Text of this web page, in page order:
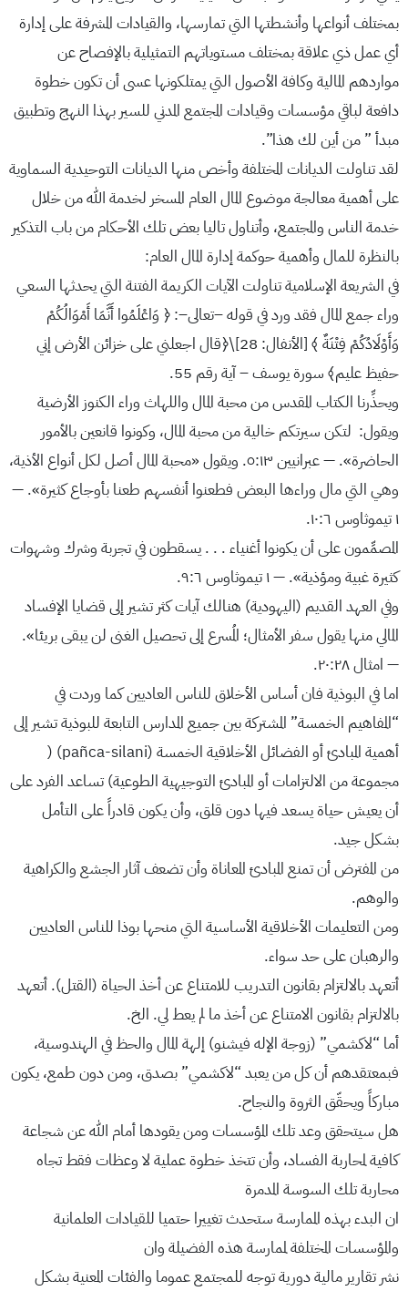
بمختلف أنواعها وأنشطتها التي تمارسها، والقيادات المشرفة على إدارة
أي عمل ذي علاقة بمختلف مستوياتهم التمثيلية بالإفصاح عن
مواردهم المالية وكافة الأصول التي يمتلكونها عسى أن تكون خطوة
دافعة لباقي مؤسسات وقيادات المجتمع المدني للسير بهذا النهج وتطبيق
مبدأ ” من أين لك هذا”.
لقد تناولت الديانات المختلفة وأخص منها الديانات التوحيدية السماوية
على أهمية معالجة موضوع المال العام المسخر لخدمة الله من خلال
خدمة الناس والمجتمع، وأتناول تاليا بعض تلك الأحكام من باب التذكير
بالنظرة للمال وأهمية حوكمة إدارة المال العام:
في الشريعة الإسلامية تناولت الآيات الكريمة الفتنة التي يحدثها السعي
وراء جمع المال فقد ورد في قوله –تعالى–: ﴿ وَاعْلَمُوا أَنَّمَا أَمْوَالُكُمْ
وَأَوْلَادُكُمْ فِتْنَةٌ ﴾ [الأنفال: 28]\﴿قال اجعلني على خزائن الأرض إني
حفيظ عليم﴾ سورة يوسف – آية رقم 55.
ويحذِّرنا الكتاب المقدس من محبة المال واللهاث وراء الكنوز الأرضية
ويقول: ‏ لتكن سيرتكم خالية من محبة المال،‏ وكونوا قانعين بالأمور
الحاضرة».‏ —‏ عبرانيين ١٣:‏٥‏.‏ ويقول «محبة المال أصل لكل أنواع الأذية،‏
وهي التي مال وراءها البعض فطعنوا أنفسهم طعنا بأوجاع كثيرة».‏ —‏
١ تيموثاوس ٦:‏١٠‏.‏
المصمِّمون على أن يكونوا أغنياء .‏ .‏ .‏ يسقطون في تجربة وشرك وشهوات
كثيرة غبية ومؤذية».‏ ‏—‏ ١ تيموثاوس ٦:‏٩‏.‏
وفي العهد القديم (اليهودية) هنالك آيات كثر تشير إلى قضايا الإفساد
المالي منها يقول سفر الأمثال؛ المُسرع إلى تحصيل الغنى لن يبقى بريئا».‏ ‏
—‏ امثال ٢٨:‏٢٠‏.‏
اما في البوذية فان أساس الأخلاق للناس العاديين كما وردت في
“المفاهيم الخمسة” المشتركة بين جميع المدارس التابعة للبوذية تشير إلى
أهمية المبادئ أو الفضائل الأخلاقية الخمسة (pañca-silani) (
مجموعة من الالتزامات أو المبادئ التوجيهية الطوعية) تساعد الفرد على
أن يعيش حياة يسعد فيها دون قلق، وأن يكون قادراً على التأمل
بشكل جيد.
من المفترض أن تمنع المبادئ المعاناة وأن تضعف آثار الجشع والكراهية
والوهم.
ومن التعليمات الأخلاقية الأساسية التي منحها بوذا للناس العاديين
والرهبان على حد سواء.
أتعهد بالالتزام بقانون التدريب للامتناع عن أخذ الحياة (القتل). أتعهد
بالالتزام بقانون الامتناع عن أخذ ما لم يعط لي. الخ.
أما “لاكشمي” (زوجة الإله فيشنو) إلهة المال والحظ في الهندوسية،
فبمعتقدهم أن كل من يعبد “لاكشمي” بصدق، ومن دون طمع، يكون
مباركاً ويحقّق الثروة والنجاح.
هل سيتحقق وعد تلك المؤسسات ومن يقودها أمام الله عن شجاعة
كافية لمحاربة الفساد، وأن تتخذ خطوة عملية لا وعظات فقط تجاه
محاربة تلك السوسة المدمرة
ان البدء بهذه الممارسة ستحدث تغييرا حتميا للقيادات العلمانية
والمؤسسات المختلفة لممارسة هذه الفضيلة وان
نشر تقارير مالية دورية توجه للمجتمع عموما والفئات المعنية بشكل